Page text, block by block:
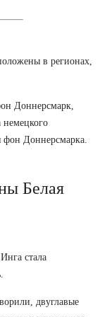
в регионах,
Доннерсмарк,
немецкого
Доннерсмарка.
Белая
стала
двуглавые